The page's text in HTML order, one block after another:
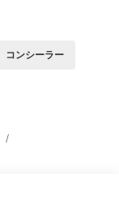
コンシーラー
/